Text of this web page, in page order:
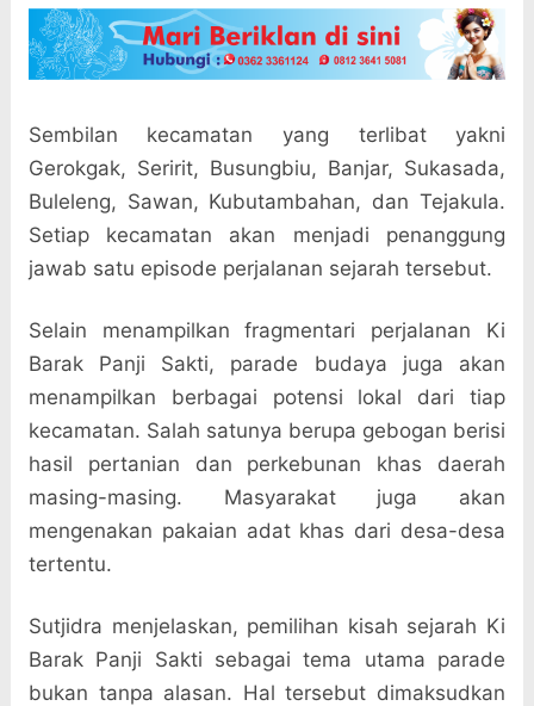
Sembilan kecamatan yang terlibat yakni
Gerokgak, Seririt, Busungbiu, Banjar, Sukasada,
Buleleng, Sawan, Kubutambahan, dan Tejakula.
Setiap kecamatan akan menjadi penanggung
jawab satu episode perjalanan sejarah tersebut.
Selain menampilkan fragmentari perjalanan Ki
Barak Panji Sakti, parade budaya juga akan
menampilkan berbagai potensi lokal dari tiap
kecamatan. Salah satunya berupa gebogan berisi
hasil pertanian dan perkebunan khas daerah
masing-masing. Masyarakat juga akan
mengenakan pakaian adat khas dari desa-desa
tertentu.
Sutjidra menjelaskan, pemilihan kisah sejarah Ki
Barak Panji Sakti sebagai tema utama parade
bukan tanpa alasan. Hal tersebut dimaksudkan